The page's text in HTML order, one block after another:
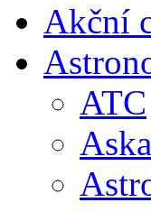
Akční
ATC